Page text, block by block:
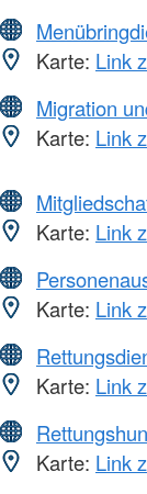
Karte: Link
Migration
Karte: Link
Karte: Link
Karte: Link
Karte: Link
Karte: Link